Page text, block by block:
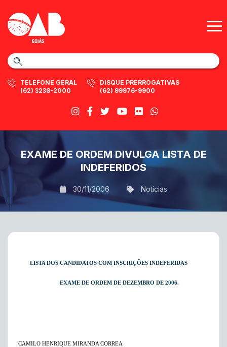
TELEFONE GERAL
(62) 3238-2000
DISQUE PRERROGATIVAS
(62) 99976-9900
EXAME DE ORDEM DIVULGA LISTA DE
INDEFERIDOS
30/11/2006 Notícias
LISTA DOS CANDIDATOS COM INSCRIÇÕES INDEFERIDAS
EXAME DE ORDEM DE DEZEMBRO DE 2006.
CAMILO HENRIQUE MIRANDA CORREA